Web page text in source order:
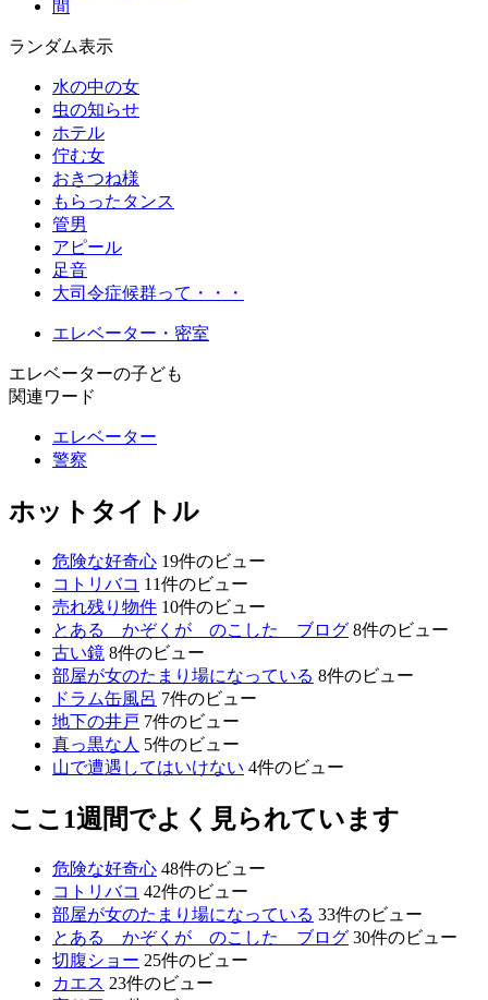
間
ランダム表示
水の中の女
虫の知らせ
ホテル
佇む女
おきつね様
もらったタンス
管男
アピール
足音
大司令症候群って・・・
エレベーター・密室
エレベーターの子ども
関連ワード
エレベーター
警察
ホットタイトル
危険な好奇心 19件のビュー
コトリバコ 11件のビュー
売れ残り物件 10件のビュー
とある かぞくが のこした ブログ 8件のビュー
古い鏡 8件のビュー
部屋が女のたまり場になっている 8件のビュー
ドラム缶風呂 7件のビュー
地下の井戸 7件のビュー
真っ黒な人 5件のビュー
山で遭遇してはいけない 4件のビュー
ここ1週間でよく見られています
危険な好奇心 48件のビュー
コトリバコ 42件のビュー
部屋が女のたまり場になっている 33件のビュー
とある かぞくが のこした ブログ 30件のビュー
切腹ショー 25件のビュー
カエス 23件のビュー